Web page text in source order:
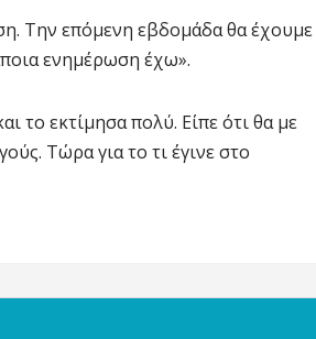
Την επόμενη εβδομάδα θα έχουμε
ενημέρωση έχω».
το εκτίμησα πολύ. Είπε ότι θα με
Τώρα για το τι έγινε στο